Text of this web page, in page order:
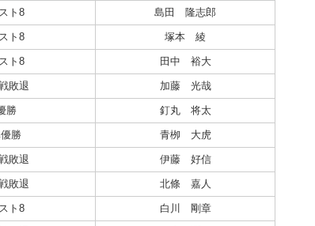
ト8 島田 隆志郎
ト8 塚本 綾
ト8 田中 裕大
敗退 加藤 光哉
勝 釘丸 将太
勝 青栁 大虎
敗退 伊藤 好信
敗退 北條 嘉人
ト8 白川 剛章